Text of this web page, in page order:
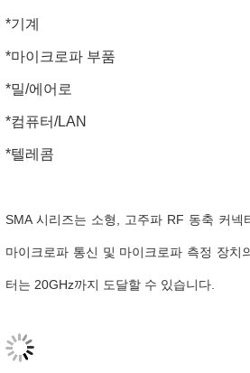
*기계
*마이크로파 부품
*밀/에어로
*컴퓨터/LAN
*텔레콤
SMA 시리즈는 소형, 고주파 RF 동축 커
마이크로파 통신 및 마이크로파 측정 장치
터는 20GHz까지 도달할 수 있습니다.